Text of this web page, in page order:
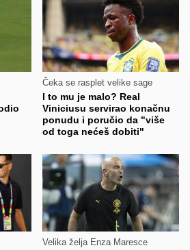
Čeka se rasplet velike sage
I to mu je malo? Real
Viniciusu servirao konačnu
ponudu i poručio da "više
od toga nećeš dobiti"
Velika želja Enza Maresce